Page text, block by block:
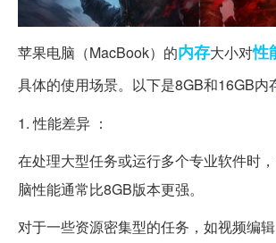
苹果电脑（MacBook）的内存大小对性
具体的使用场景。以下是8GB和16GB内
1. 性能差异 ：
在处理大型任务或运行多个专业软件时
脑性能通常比8GB版本更强。
对于一些资源密集型的任务，如视频编